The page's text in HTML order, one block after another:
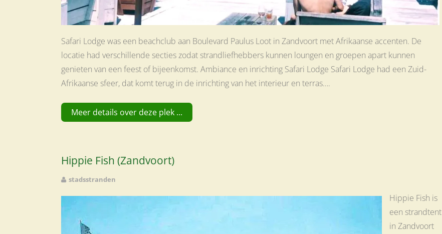
Safari Lodge was een beachclub aan Boulevard Paulus Loot in Zandvoort met Afrikaanse accenten. De
locatie had verschillende secties zodat strandliefhebbers kunnen loungen en groepen apart kunnen
genieten van een feest of bijeenkomst. Ambiance en inrichting Safari Lodge Safari Lodge had een Zuid-
Afrikaanse sfeer, dat komt terug in de inrichting van het interieur en terras….
Meer details over deze plek ...
Hippie Fish (Zandvoort)
stadsstranden
Hippie Fish is
een strandtent
in Zandvoort